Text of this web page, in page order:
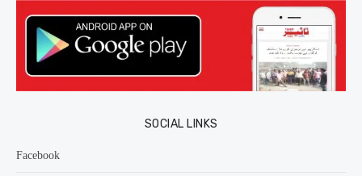
SOCIAL LINKS
Facebook